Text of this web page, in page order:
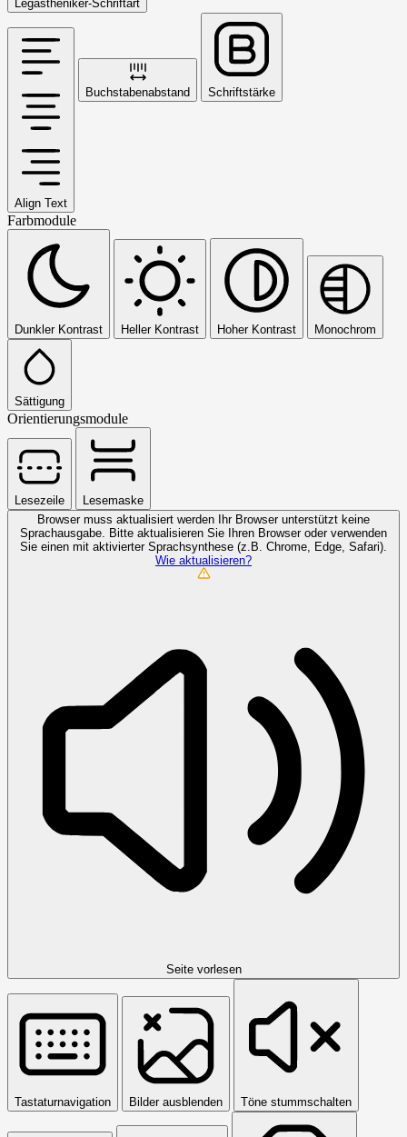
Legastheniker-Schriftart
Align Text
Buchstabenabstand Schriftstärke
Farbmodule
Dunkler Kontrast Heller Kontrast Hoher Kontrast Monochrom
Sättigung
Orientierungsmodule
Lesezeile
Lesemaske
Browser muss aktualisiert werden
Ihr Browser unterstützt keine
Sprachausgabe. Bitte aktualisieren Sie Ihren Browser oder verwenden
Sie einen mit aktivierter Sprachsynthese (z.B. Chrome, Edge, Safari).
Wie aktualisieren?
Seite vorlesen
Tastaturnavigation Bilder ausblenden Töne stummschalten